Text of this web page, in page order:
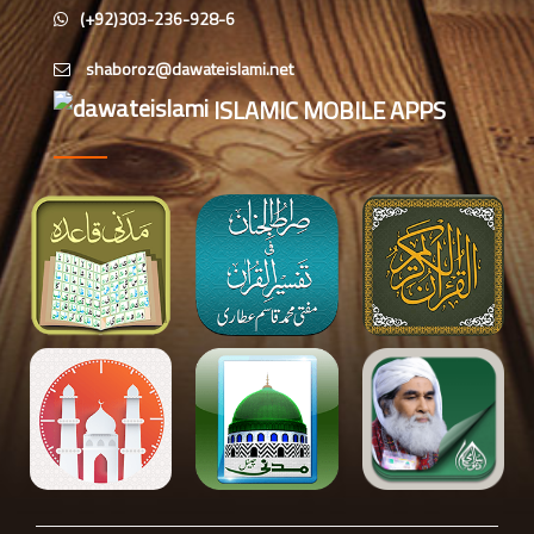
ابو برہان عبدالرحمن عطاری (درجہ
رابعہ جامعۃالمدینہ فیضان رضا
،لاہور،پاکستان)
(+92)303-236-928-6
ISLAMIC MOBILE APPS